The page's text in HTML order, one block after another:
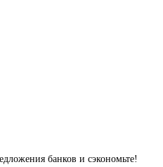
банков и сэкономьте!